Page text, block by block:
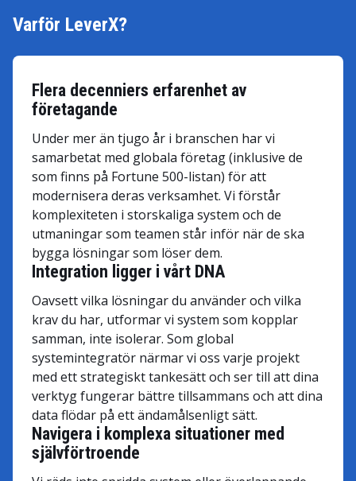
Varför LeverX?
Flera decenniers erfarenhet av
företagande
Under mer än tjugo år i branschen har vi
samarbetat med globala företag (inklusive de
som finns på Fortune 500-listan) för att
modernisera deras verksamhet. Vi förstår
komplexiteten i storskaliga system och de
utmaningar som teamen står inför när de ska
bygga lösningar som löser dem.
Integration ligger i vårt DNA
Oavsett vilka lösningar du använder och vilka
krav du har, utformar vi system som kopplar
samman, inte isolerar. Som global
systemintegratör närmar vi oss varje projekt
med ett strategiskt tankesätt och ser till att dina
verktyg fungerar bättre tillsammans och att dina
data flödar på ett ändamålsenligt sätt.
Navigera i komplexa situationer med
självförtroende